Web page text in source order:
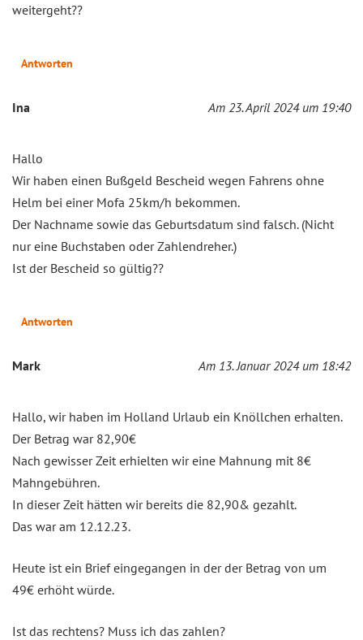
weitergeht??
Antworten
Ina Am 23. April 2024 um 19:40
Hallo
Wir haben einen Bußgeld Bescheid wegen Fahrens ohne
Helm bei einer Mofa 25km/h bekommen.
Der Nachname sowie das Geburtsdatum sind falsch. (Nicht
nur eine Buchstaben oder Zahlendreher.)
Ist der Bescheid so gültig??
Antworten
Mark Am 13. Januar 2024 um 18:42
Hallo, wir haben im Holland Urlaub ein Knöllchen erhalten.
Der Betrag war 82,90€
Nach gewisser Zeit erhielten wir eine Mahnung mit 8€
Mahngebühren.
In dieser Zeit hätten wir bereits die 82,90& gezahlt.
Das war am 12.12.23.
Heute ist ein Brief eingegangen in der der Betrag von um
49€ erhöht würde.
Ist das rechtens? Muss ich das zahlen?